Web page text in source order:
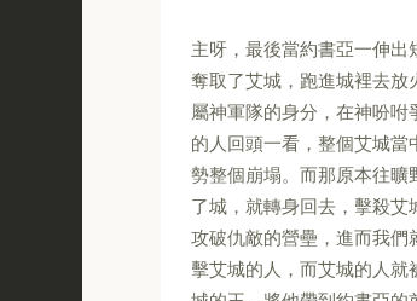
主呀，最後當約書亞一伸出
奪取了艾城，跑進城裡去
屬神軍隊的身分，在神吩
的人回頭一看，整個艾城
勢整個崩塌。而那原本往
了城，就轉身回去，擊殺
攻破仇敵的營壘，進而我們
擊艾城的人，而艾城的人